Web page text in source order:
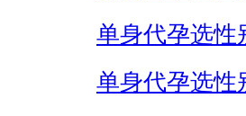
单身代孕选性
单身代孕选性